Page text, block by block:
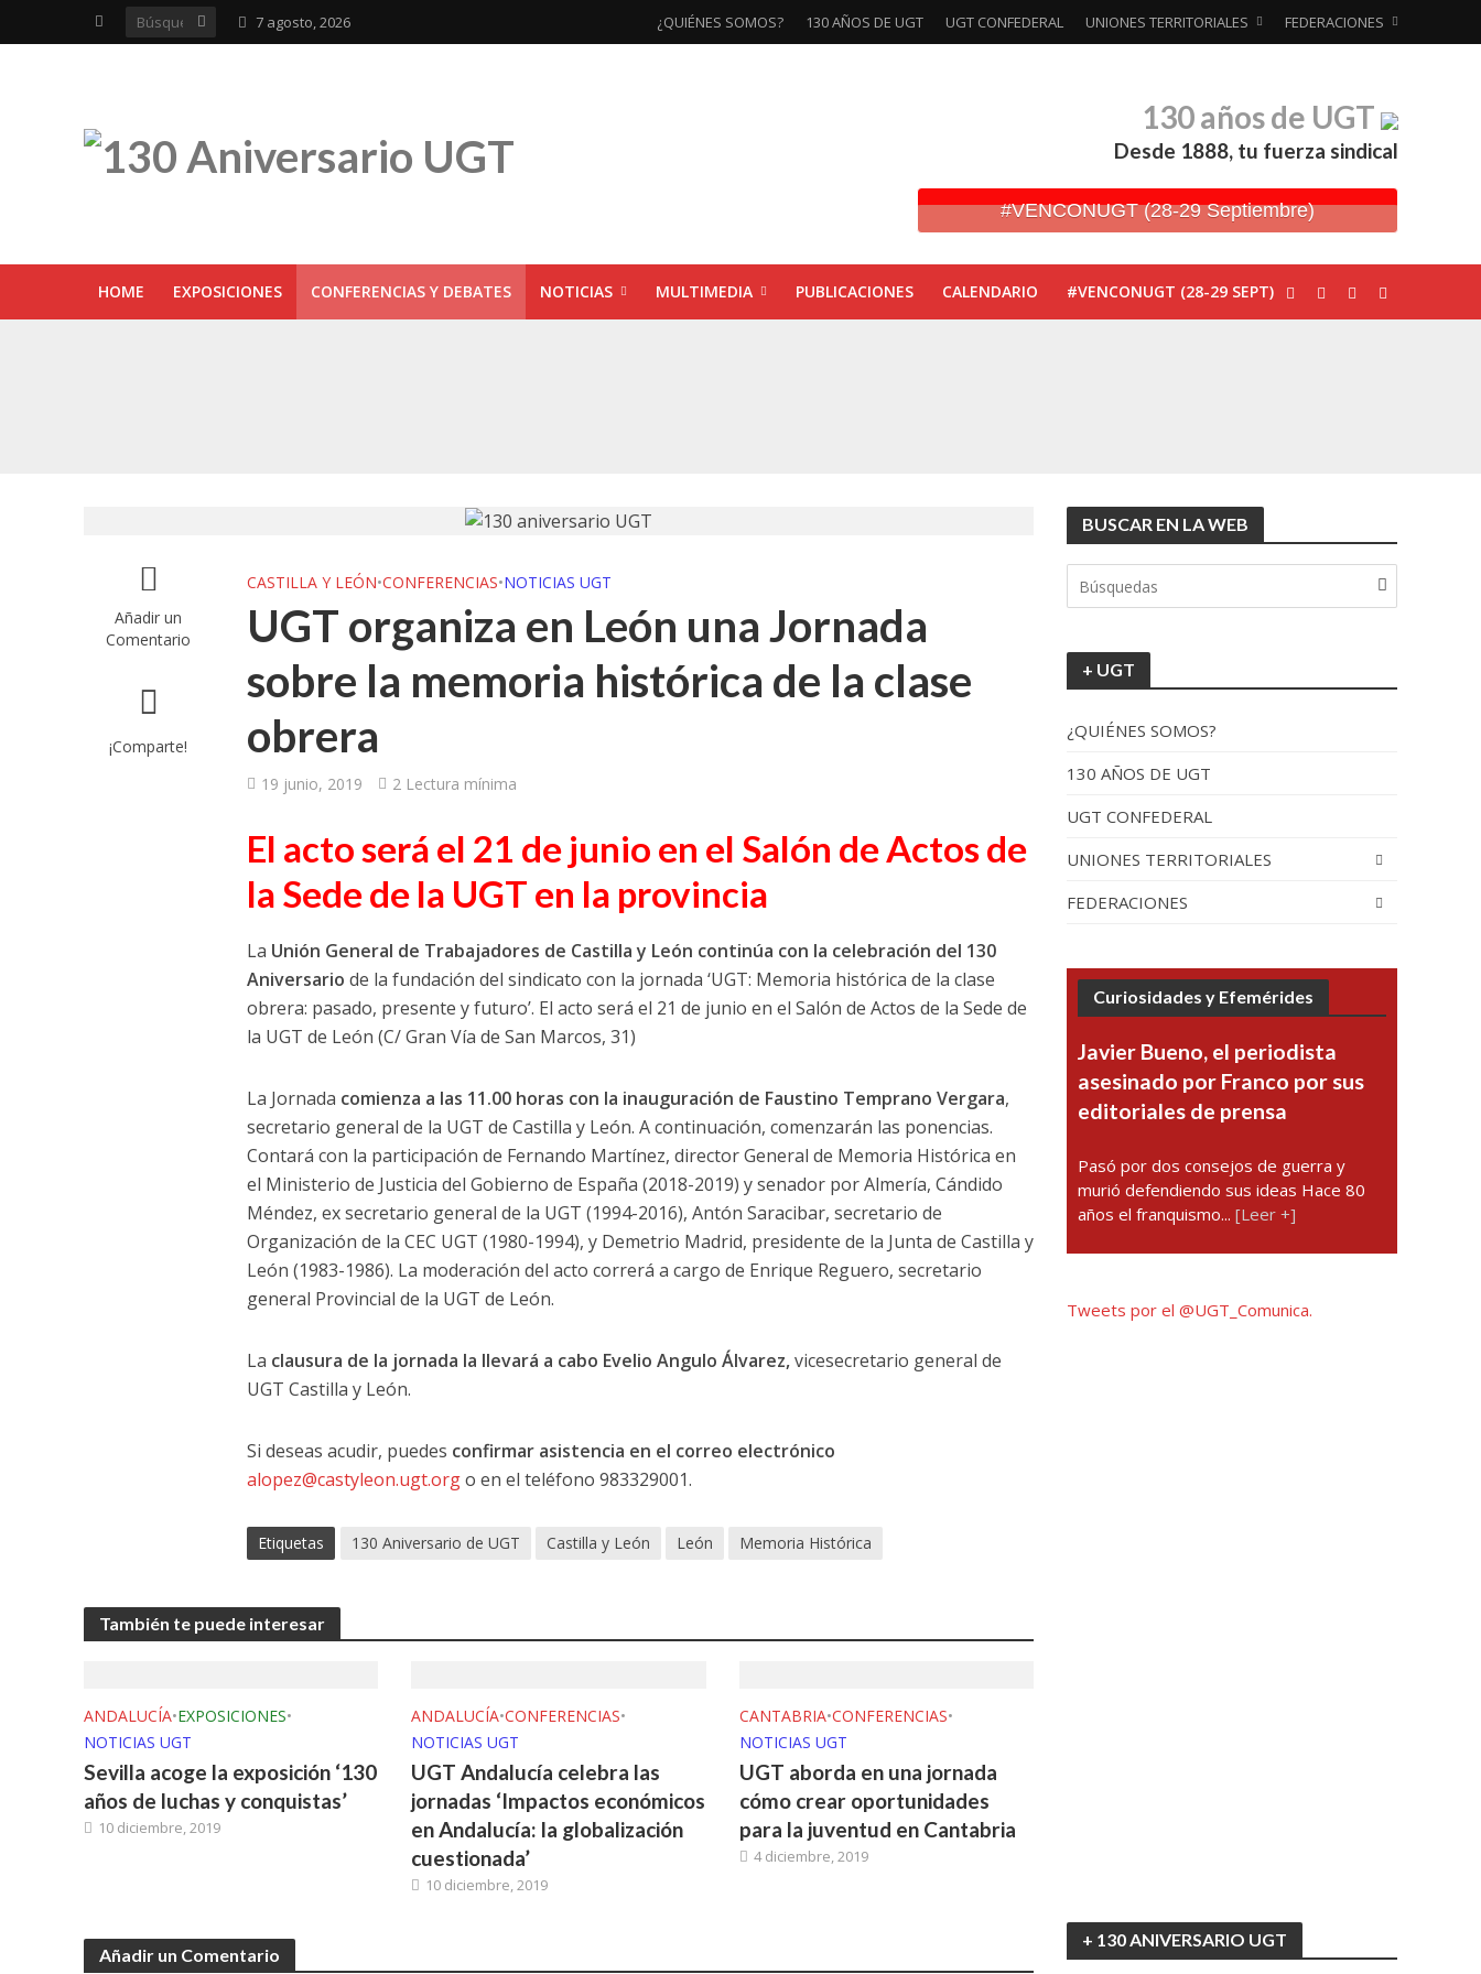
7 agosto, 2026 ¿QUIÉNES SOMOS? 130 AÑOS DE UGT UGT CONFEDERAL UNIONES TERRITORIALES FEDERACIONES
130 años de UGT
Desde 1888, tu fuerza sindical
#VENCONUGT (28-29 Septiembre)
HOME EXPOSICIONES CONFERENCIAS Y DEBATES NOTICIAS MULTIMEDIA PUBLICACIONES CALENDARIO #VENCONUGT (28-29 SEPT)
UGT aborda en una jornada cómo crear oportunidades para la juventud en Cantabria
Clausurada la exposición ‘130 aniversario’ en Las Palmas de Gran Canaria
Rivas acoge la exposición ‘130 Años de Luchas y Conquistas’
El Ayuntamiento de Sevilla acogerá la exposición 130 aniversario con la que UGT comenzó su recorrido por España
Añadir un
Comentario
¡Comparte!
CASTILLA Y LEÓN•CONFERENCIAS•NOTICIAS UGT
UGT organiza en León una Jornada
sobre la memoria histórica de la clase
obrera
19 junio, 2019 2 Lectura mínima
El acto será el 21 de junio en el Salón de Actos de
la Sede de la UGT en la provincia
La Unión General de Trabajadores de Castilla y León continúa con la celebración del 130
Aniversario de la fundación del sindicato con la jornada ‘UGT: Memoria histórica de la clase
obrera: pasado, presente y futuro’. El acto será el 21 de junio en el Salón de Actos de la Sede de
la UGT de León (C/ Gran Vía de San Marcos, 31)
La Jornada comienza a las 11.00 horas con la inauguración de Faustino Temprano Vergara,
secretario general de la UGT de Castilla y León. A continuación, comenzarán las ponencias.
Contará con la participación de Fernando Martínez, director General de Memoria Histórica en
el Ministerio de Justicia del Gobierno de España (2018-2019) y senador por Almería, Cándido
Méndez, ex secretario general de la UGT (1994-2016), Antón Saracibar, secretario de
Organización de la CEC UGT (1980-1994), y Demetrio Madrid, presidente de la Junta de Castilla y
León (1983-1986). La moderación del acto correrá a cargo de Enrique Reguero, secretario
general Provincial de la UGT de León.
La clausura de la jornada la llevará a cabo Evelio Angulo Álvarez,vicesecretario general de
UGT Castilla y León.
Si deseas acudir, puedes confirmar asistencia en el correo electrónico
alopez@castyleon.ugt.orgo en el teléfono 983329001.
Etiquetas 130 Aniversario de UGT Castilla y León León Memoria Histórica
También te puede interesar
ANDALUCÍA•EXPOSICIONES•
NOTICIAS UGT
Sevilla acoge la exposición ‘130
años de luchas y conquistas’
10 diciembre, 2019
ANDALUCÍA•CONFERENCIAS•
NOTICIAS UGT
UGT Andalucía celebra las
jornadas ‘Impactos económicos
en Andalucía: la globalización
cuestionada’
10 diciembre, 2019
CANTABRIA•CONFERENCIAS•
NOTICIAS UGT
UGT aborda en una jornada
cómo crear oportunidades
para la juventud en Cantabria
4 diciembre, 2019
Añadir un Comentario
BUSCAR EN LA WEB
+ UGT
¿QUIÉNES SOMOS?
130 AÑOS DE UGT
UGT CONFEDERAL
UNIONES TERRITORIALES
FEDERACIONES
Curiosidades y Efemérides
Javier Bueno, el periodista
asesinado por Franco por sus
editoriales de prensa
Pasó por dos consejos de guerra y
murió defendiendo sus ideas Hace 80
años el franquismo...[Leer +]
Tweets por el @UGT_Comunica.
+ 130 ANIVERSARIO UGT